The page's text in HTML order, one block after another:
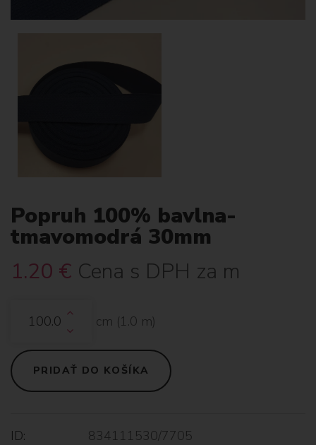
Popruh 100% bavlna-
tmavomodrá 30mm
1.20 € Cena s DPH za m
cm (1.0 m)
PRIDAŤ DO KOŠÍKA
ID: 834111530/7705